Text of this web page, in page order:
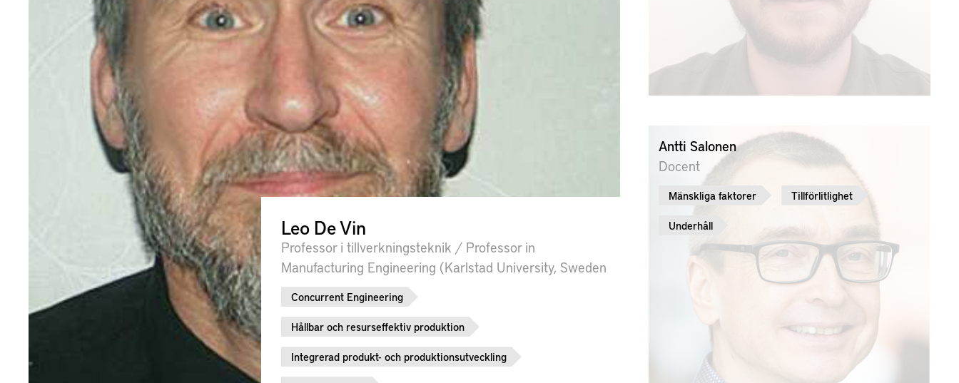
Leo De Vin
Professor i tillverkningsteknik / Professor in
Manufacturing Engineering (Karlstad University, Sweden
Concurrent Engineering
Hållbar och resurseffektiv produktion
Integrerad produkt- och produktionsutveckling
Antti Salonen
Docent
Mänskliga faktorer Tillförlitlighet
Underhåll